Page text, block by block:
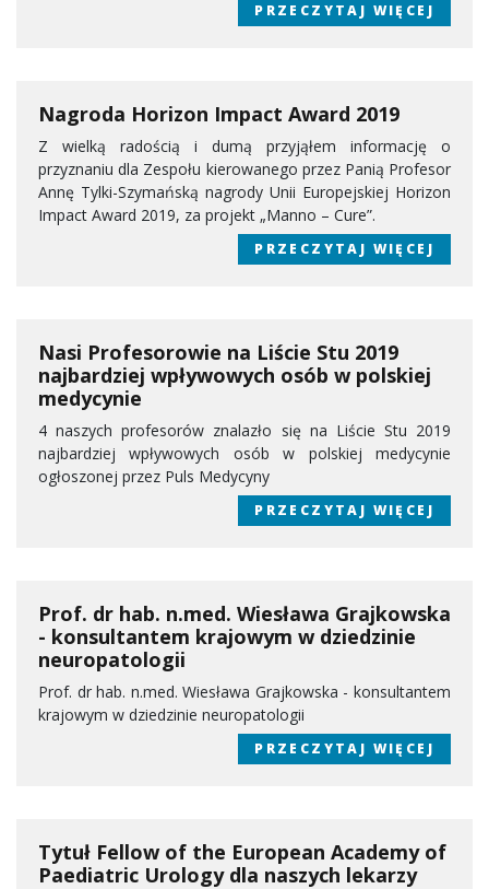
PRZECZYTAJ WIĘCEJ
Nagroda Horizon Impact Award 2019
Z wielką radością i dumą przyjąłem informację o
przyznaniu dla Zespołu kierowanego przez Panią Profesor
Annę Tylki-Szymańską nagrody Unii Europejskiej Horizon
Impact Award 2019, za projekt „Manno – Cure”.
PRZECZYTAJ WIĘCEJ
Nasi Profesorowie na Liście Stu 2019
najbardziej wpływowych osób w polskiej
medycynie
4 naszych profesorów znalazło się na Liście Stu 2019
najbardziej wpływowych osób w polskiej medycynie
ogłoszonej przez Puls Medycyny
PRZECZYTAJ WIĘCEJ
Prof. dr hab. n.med. Wiesława Grajkowska
- konsultantem krajowym w dziedzinie
neuropatologii
Prof. dr hab. n.med. Wiesława Grajkowska - konsultantem
krajowym w dziedzinie neuropatologii
PRZECZYTAJ WIĘCEJ
Tytuł Fellow of the European Academy of
Paediatric Urology dla naszych lekarzy